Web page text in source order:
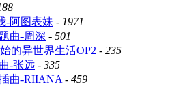
-阿图表妹 - 1971
曲-周深 - 501
的异世界生活OP2 - 235
-张远 - 335
曲-RIIANA - 459